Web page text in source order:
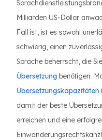
Milliarden US-Dollar
Fall ist, ist es sowohl
schwierig, einen
Sprache beherrscht, die
Übersetzung benötigen.
Übersetzungskapazitäten
damit der beste
erreichen und eine